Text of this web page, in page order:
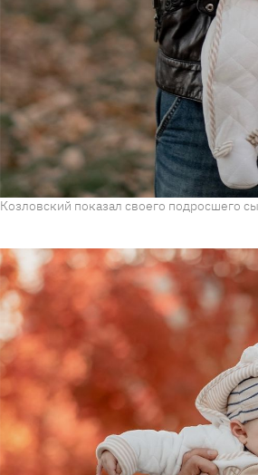
Козловский показал своего подросшего